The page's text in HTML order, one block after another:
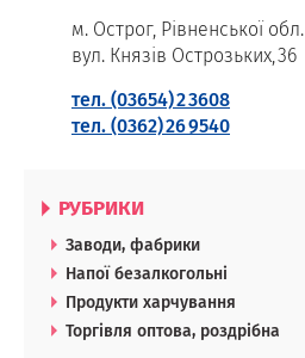
м. Острог, Рівненської обл.
вул. Князів Острозьких, 36
тел. (03654)23608
тел. (0362)269540
РУБРИКИ
Заводи, фабрики
Напої безалкогольні
Продукти харчування
Торгівля оптова, роздрібна